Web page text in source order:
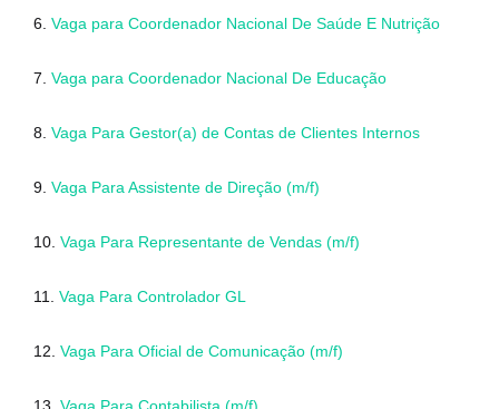
6. Vaga para Coordenador Nacional De Saúde E Nutrição
7. Vaga para Coordenador Nacional De Educação
8. Vaga Para Gestor(a) de Contas de Clientes Internos
9. Vaga Para Assistente de Direção (m/f)
10. Vaga Para Representante de Vendas (m/f)
11. Vaga Para Controlador GL
12. Vaga Para Oficial de Comunicação (m/f)